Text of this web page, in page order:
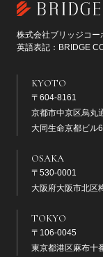
株式会社ブリッジコー
英語表記：BRIDGE
KYOTO
〒604-8161
京都市中京区烏丸
大同生命京都ビル
OSAKA
〒530-0001
大阪府大阪市北区
TOKYO
〒106-0045
東京都港区麻布十